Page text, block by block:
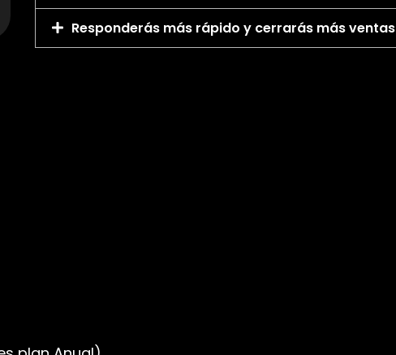
Responderás más rápido y cerrarás más ventas